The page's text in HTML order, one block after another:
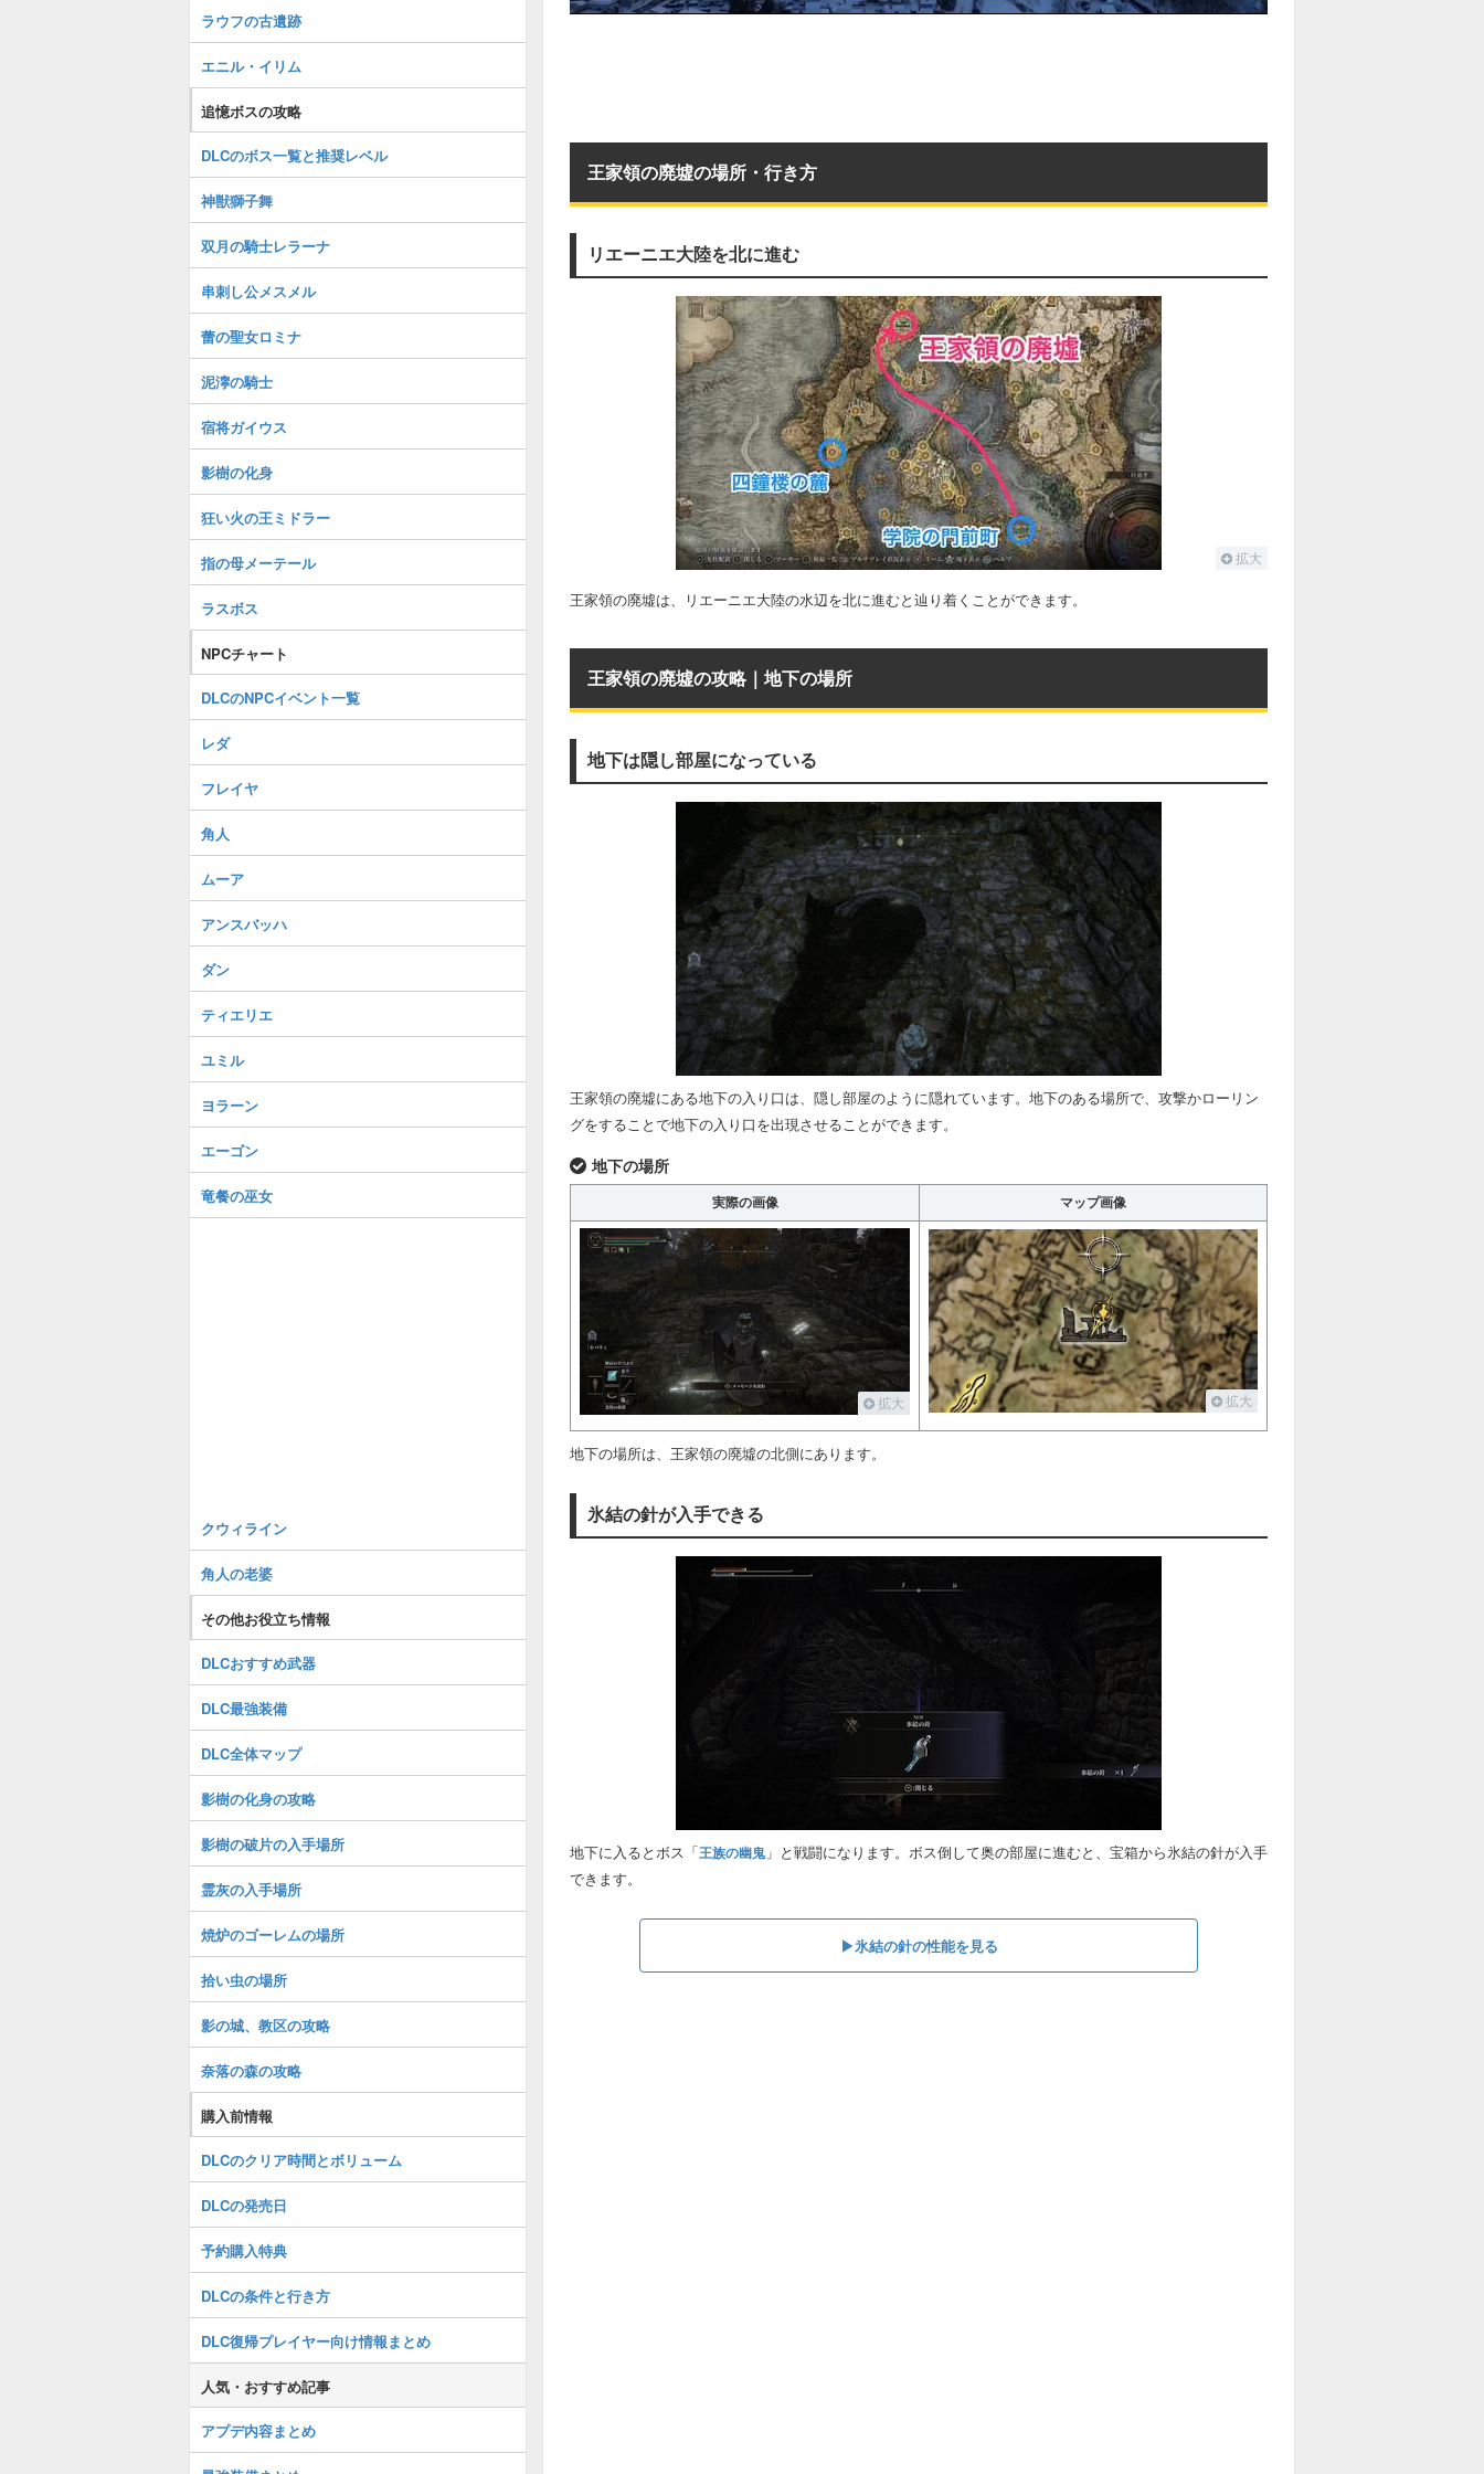
王家領の廃墟の場所・行き方
リエーニエ大陸を北に進む
拡大
王家領の廃墟は、リエーニエ大陸の水辺を北に進むと辿り着くことができます。
王家領の廃墟の攻略｜地下の場所
地下は隠し部屋になっている
王家領の廃墟にある地下の入り口は、隠し部屋のように隠れています。地下のある場所で、攻撃かローリン
グをすることで地下の入り口を出現させることができます。
地下の場所
実際の画像 マップ画像
拡大 拡大
地下の場所は、王家領の廃墟の北側にあります。
氷結の針が入手できる
地下に入るとボス「王族の幽鬼」と戦闘になります。ボス倒して奥の部屋に進むと、宝箱から氷結の針が入手
できます。
▶︎氷結の針の性能を見る
ラウフの古遺跡
エニル・イリム
追憶ボスの攻略
DLCのボス一覧と推奨レベル
神獣獅子舞
双月の騎士レラーナ
串刺し公メスメル
蕾の聖女ロミナ
泥濘の騎士
宿将ガイウス
影樹の化身
狂い火の王ミドラー
指の母メーテール
ラスボス
NPCチャート
DLCのNPCイベント一覧
レダ
フレイヤ
角人
ムーア
アンスバッハ
ダン
ティエリエ
ユミル
ヨラーン
エーゴン
竜餐の巫女
クウィライン
角人の老婆
その他お役立ち情報
DLCおすすめ武器
DLC最強装備
DLC全体マップ
影樹の化身の攻略
影樹の破片の入手場所
霊灰の入手場所
焼炉のゴーレムの場所
拾い虫の場所
影の城、教区の攻略
奈落の森の攻略
購入前情報
DLCのクリア時間とボリューム
DLCの発売日
予約購入特典
DLCの条件と行き方
DLC復帰プレイヤー向け情報まとめ
人気・おすすめ記事
アプデ内容まとめ